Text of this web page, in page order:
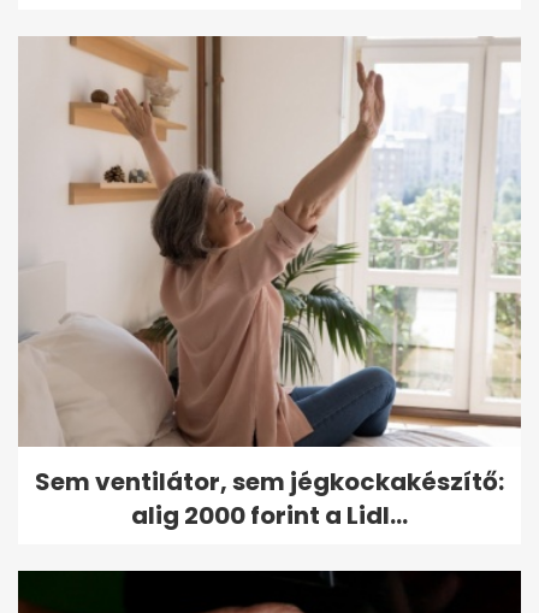
Sem ventilátor, sem jégkockakészítő:
alig 2000 forint a Lidl...